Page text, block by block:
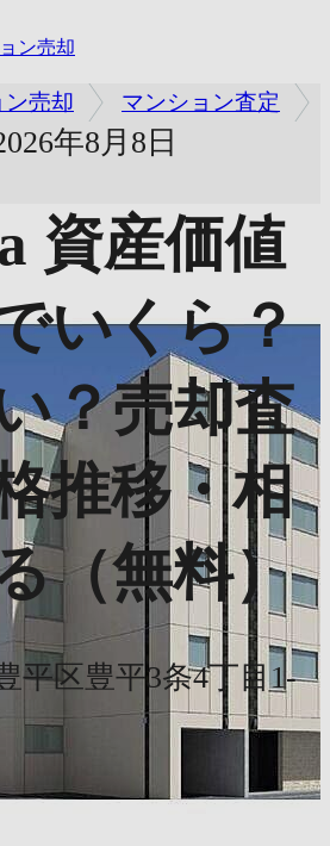
ン売却
売却 マンション査定
年8月8日
資産価値
いくら？
？売却査
推移・相
（無料）
平区豊平3条4丁目1-